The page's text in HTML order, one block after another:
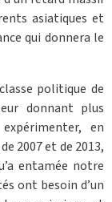
asiatiques et
qui donnera le
politique de
donnant plus
en
2007 et de 2013,
entamée notre
ont besoin d’un